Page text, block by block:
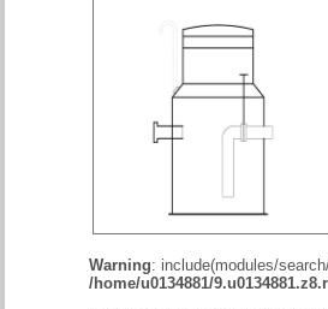
Warning: include(modules/
/home/u0134881/